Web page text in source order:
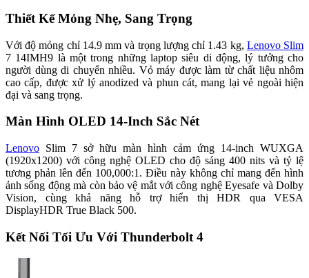
Thiết Kế Mỏng Nhẹ, Sang Trọng
Với độ mỏng chỉ 14.9 mm và trọng lượng chỉ 1.43 kg, Lenovo Slim
7 14IMH9 là một trong những laptop siêu di động, lý tưởng cho
người dùng di chuyển nhiều. Vỏ máy được làm từ chất liệu nhôm
cao cấp, được xử lý anodized và phun cát, mang lại vẻ ngoài hiện
đại và sang trọng.
Màn Hình OLED 14-Inch Sắc Nét
Lenovo Slim 7 sở hữu màn hình cảm ứng 14-inch WUXGA
(1920x1200) với công nghệ OLED cho độ sáng 400 nits và tỷ lệ
tương phản lên đến 100,000:1. Điều này không chỉ mang đến hình
ảnh sống động mà còn bảo vệ mắt với công nghệ Eyesafe và Dolby
Vision, cùng khả năng hỗ trợ hiển thị HDR qua VESA
DisplayHDR True Black 500.
Kết Nối Tối Ưu Với Thunderbolt 4